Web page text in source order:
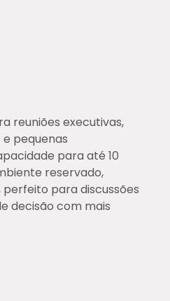
reuniões executivas,
pequenas
para até 10
reservado,
para discussões
decisão com mais